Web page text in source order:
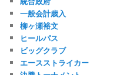
一般会計歳入
柳ヶ瀬裕文
ヒールパス
ビッグクラブ
エースストライカー